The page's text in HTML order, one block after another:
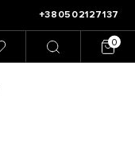
+380502127137